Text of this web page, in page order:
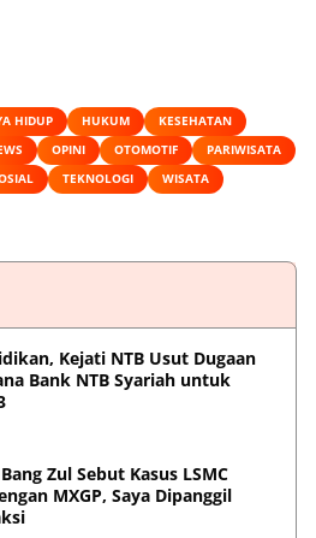
HIDUP HUKUM
KESEHATAN
OPINI OTOMOTIF
PARIWISATA
TEKNOLOGI
WISATA
Kejati NTB Usut Dugaan
Bank NTB Syariah untuk
Zul Sebut Kasus LSMC
MXGP, Saya Dipanggil